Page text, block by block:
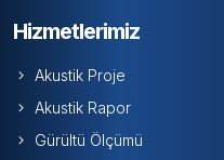
Hizmetlerimiz
Akustik Proje
Akustik Rapor
Gürültü Ölçümü